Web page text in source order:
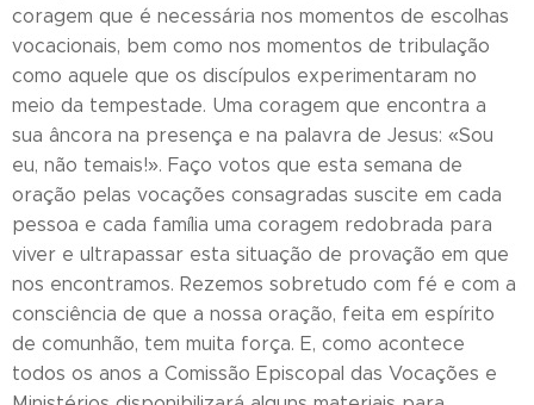
coragem que é necessária nos momentos de escolhas
vocacionais, bem como nos momentos de tribulação
como aquele que os discípulos experimentaram no
meio da tempestade. Uma coragem que encontra a
sua âncora na presença e na palavra de Jesus: «Sou
eu, não temais!». Faço votos que esta semana de
oração pelas vocações consagradas suscite em cada
pessoa e cada família uma coragem redobrada para
viver e ultrapassar esta situação de provação em que
nos encontramos. Rezemos sobretudo com fé e com a
consciência de que a nossa oração, feita em espírito
de comunhão, tem muita força. E, como acontece
todos os anos a Comissão Episcopal das Vocações e